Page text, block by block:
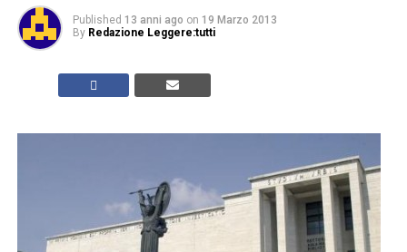
Published 13 anni ago on 19 Marzo 2013
By Redazione Leggere:tutti